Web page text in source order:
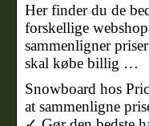
Her finder du de
forskellige
sammenligner
skal købe billig …
Snowboard hos
at sammenligne